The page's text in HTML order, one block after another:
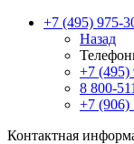
+7 (495) 975-
Назад
+7 (495)
8 800-
+7 (906)
Контактная